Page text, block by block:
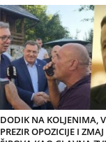
DODIK NA KOLJENIMA,
PREZIR OPOZICIJE I